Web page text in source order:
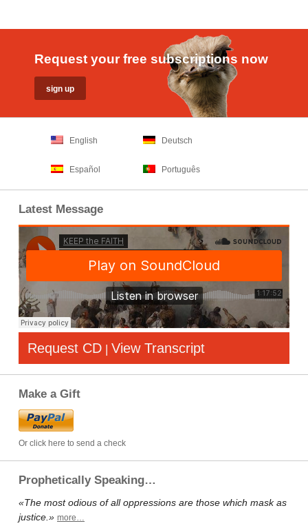
Request your free subscriptions now
English Deutsch
Español Português
Latest Message
Request CD | View Transcript
Make a Gift
Or click here to send a check
Prophetically Speaking…
«The most odious of all oppressions are those which mask as
justice.» more…